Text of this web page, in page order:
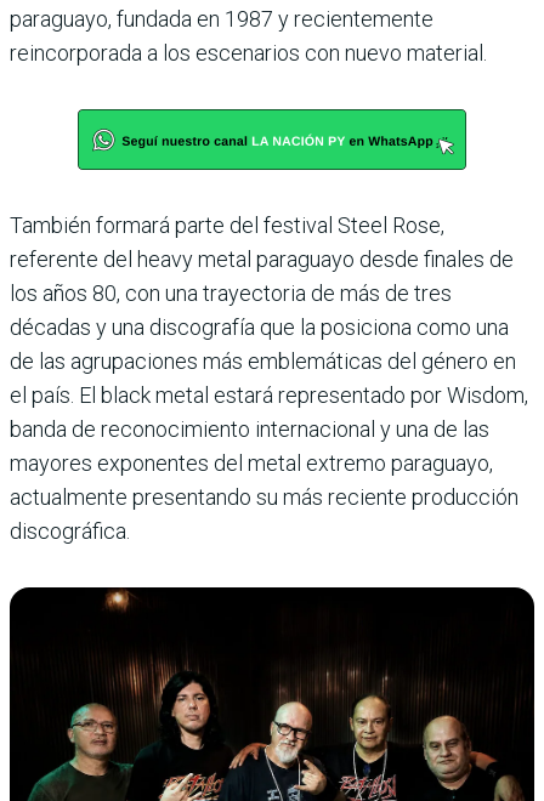
paraguayo, fundada en 1987 y recientemente
reincorporada a los escenarios con nuevo material.
También formará parte del festival Steel Rose,
referente del heavy metal paraguayo desde finales de
los años 80, con una trayectoria de más de tres
décadas y una discografía que la posiciona como una
de las agrupaciones más emblemáticas del género en
el país. El black metal estará representado por Wisdom,
banda de reconocimiento internacional y una de las
mayores exponentes del metal extremo paraguayo,
actualmente presentando su más reciente producción
discográfica.